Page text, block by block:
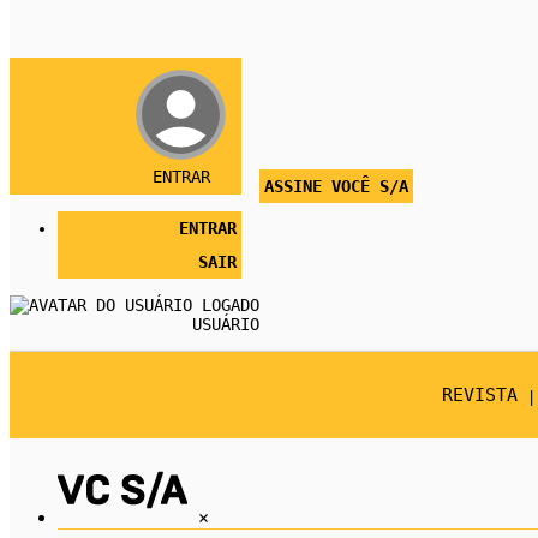
ENTRAR
ENTRAR
SAIR
USUÁRIO
ASSINE VOCÊ S/A
REVISTA
×